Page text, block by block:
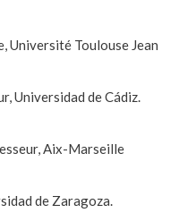
Université Toulouse Jean
Universidad de Cádiz.
Aix-Marseille
de Zaragoza.